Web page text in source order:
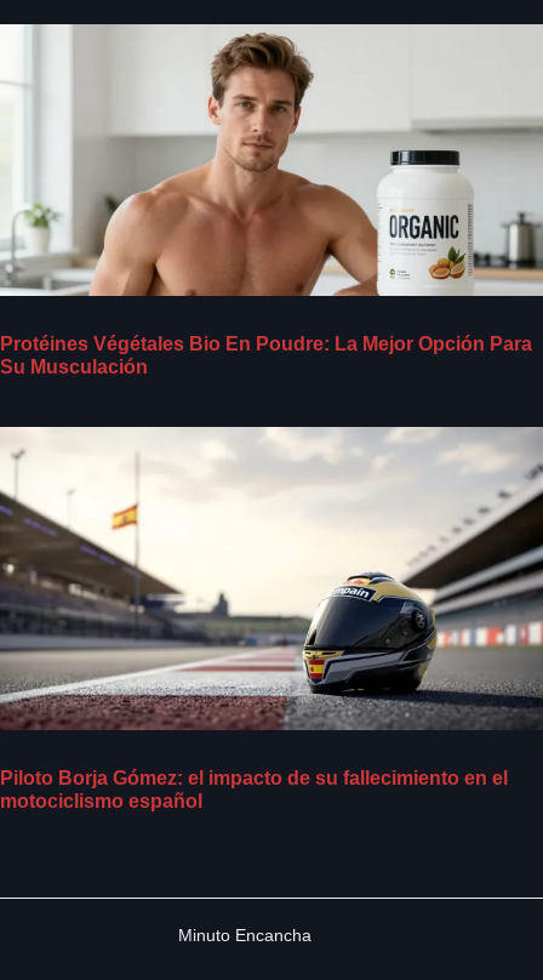
Protéines Végétales Bio En Poudre: La Mejor Opción Para
Su Musculación
Piloto Borja Gómez: el impacto de su fallecimiento en el
motociclismo español
Minuto Encancha